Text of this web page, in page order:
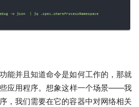
能并且知道命令是如何工作的，那就
应用程序。想象这样一个场景——我
，我们需要在它的容器中对网络相关